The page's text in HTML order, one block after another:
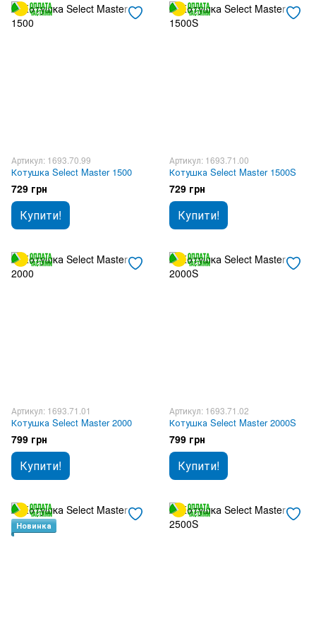
Артикул: 1693.70.99
Котушка Select Master 1500
729 грн
Купити!
Артикул: 1693.71.00
Котушка Select Master 1500S
729 грн
Купити!
Артикул: 1693.71.01
Котушка Select Master 2000
799 грн
Купити!
Артикул: 1693.71.02
Котушка Select Master 2000S
799 грн
Купити!
Новинка